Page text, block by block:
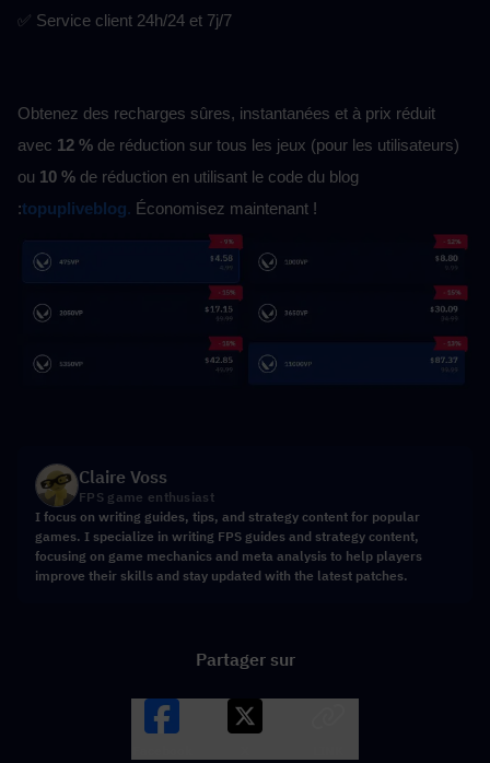
✅ Service client 24h/24 et 7j/7
Obtenez des recharges sûres, instantanées et à prix réduit
avec 12 % de réduction sur tous les jeux (pour les utilisateurs)
ou 10 % de réduction en utilisant le code du blog
:topupliveblog. Économisez maintenant !
Claire Voss
FPS game enthusiast
I focus on writing guides, tips, and strategy content for popular
games. I specialize in writing FPS guides and strategy content,
focusing on game mechanics and meta analysis to help players
improve their skills and stay updated with the latest patches.
Partager sur